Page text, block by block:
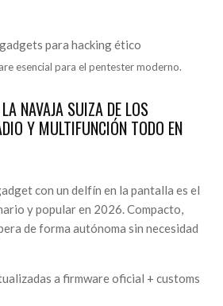
esencial para el pentester moderno.
NAVAJA SUIZA DE LOS
Y MULTIFUNCIÓN TODO EN
con un delfín en la pantalla es el
y popular en 2026. Compacto,
de forma autónoma sin necesidad
a firmware oficial + customs